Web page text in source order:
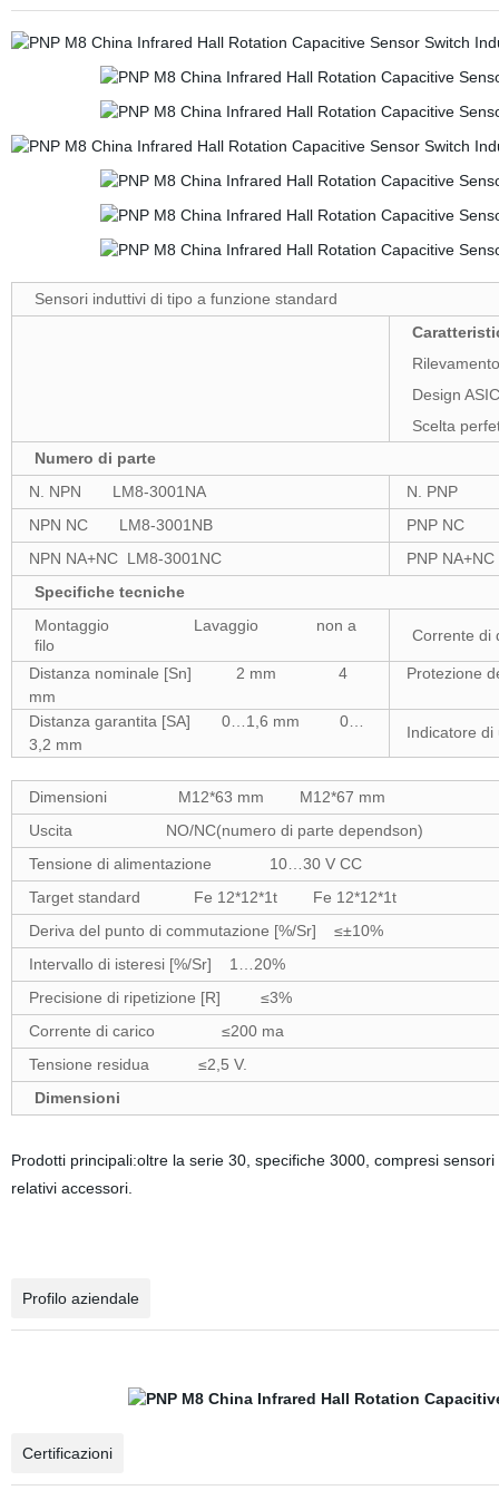
Sensori induttivi di tipo a funzione standard
Design
Scelta
Numero di parte
N. NPN LM8-3001NA
N. PNP
NPN NC LM8-3001NB
PNP NC
NPN NA+NC LM8-3001NC
PNP
Specifiche tecniche
Montaggio Lavaggio non a
filo
Corrente
Distanza nominale [Sn] 2 mm 4
mm
Protezione
Distanza garantita [SA] 0…1,6 mm 0…
3,2 mm
Indicatore
Dimensioni M12*63 mm M12*67 mm
Uscita NO/NC(numero di parte dependson)
Tensione di alimentazione 10…30 V CC
Target standard Fe 12*12*1t Fe 12*12*1t
Deriva del punto di commutazione [%/Sr] ≤±10%
Intervallo di isteresi [%/Sr] 1…20%
Precisione di ripetizione [R] ≤3%
Corrente di carico ≤200 ma
Tensione residua ≤2,5 V.
Dimensioni
Prodotti principali:oltre la serie 30, specifiche 3000, compresi
relativi accessori.
Profilo aziendale
Certificazioni